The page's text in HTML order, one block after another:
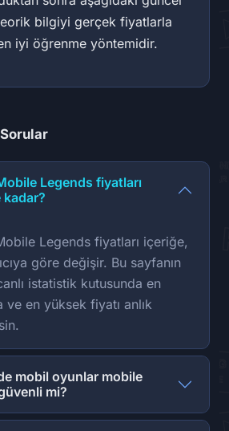
bilgiyi gerçek fiyatlarla
iyi öğrenme yöntemidir.
Legends fiyatları
kadar?
Legends fiyatları içeriğe,
göre değişir. Bu sayfanın
istatistik kutusunda en
en yüksek fiyatı anlık
mobil oyunlar mobile
mi?